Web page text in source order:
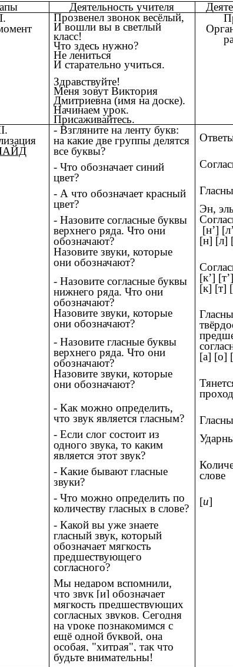
Деятельность учителя
Прозвенел звонок весёлый,
И вошли вы в светлый
класс!
Что здесь нужно?
Не лениться
И старательно учиться.
Здравствуйте!
Меня зовут Виктория
Дмитриевна (имя на доске).
Начинаем урок.
Присаживайтесь.
- Взгляните на ленту букв:
на какие две группы делятся
все буквы?
- Что обозначает синий
цвет?
- А что обозначает красный
цвет?
- Назовите согласные буквы
верхнего ряда. Что они
обозначают?
Назовите звуки, которые
они обозначают?
- Назовите согласные буквы
нижнего ряда. Что они
обозначают?
Назовите звуки, которые
они обозначают?
- Назовите гласные буквы
верхнего ряда. Что они
обозначают?
Назовите звуки, которые
они обозначают?
- Как можно определить,
что звук является гласным?
- Если слог состоит из
одного звука, то каким
является этот звук?
- Какие бывают гласные
звуки?
- Что можно определить по
количеству гласных в слове?
- Какой вы уже знаете
гласный звук, который
обозначает мягкость
предшествующего
согласного?
Мы недаром вспомнили,
что звук [и] обозначает
мягкость предшествующих
согласных звуков. Сегодня
на уроке познакомимся с
ещё одной буквой, она
особая, "хитрая", так что
будьте внимательны!
Эн,
[н’]
[н] [л]
[к’]
[к] [т]
[а] [о]
слове
[и]